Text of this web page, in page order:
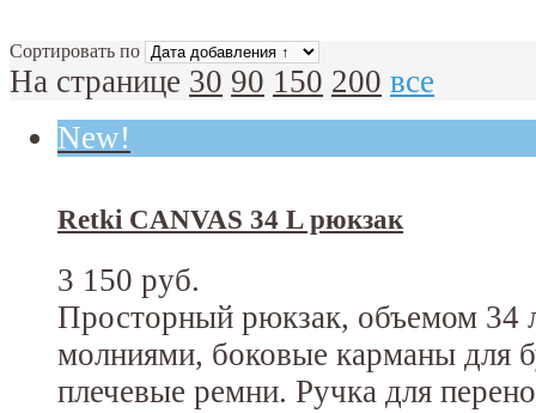
Сортировать по
На странице 30 90 150 200 все
New!
Retki CANVAS 34 L рюкзак
3 150 руб.
Просторный рюкзак, объемом 34
молниями, боковые карманы для
плечевые ремни. Ручка для